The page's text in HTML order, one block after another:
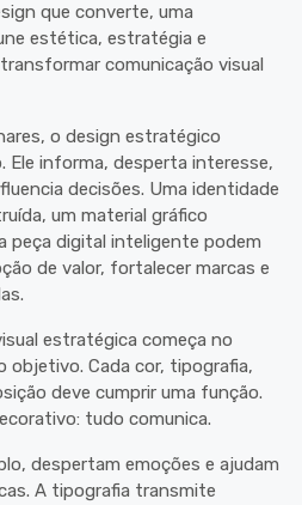
que converte, uma
estética, estratégia e
comunicação visual
o design estratégico
Ele informa, desperta interesse,
decisões. Uma identidade
um material gráfico
peça digital inteligente podem
de valor, fortalecer marcas e
estratégica começa no
objetivo. Cada cor, tipografia,
deve cumprir uma função.
tudo comunica.
despertam emoções e ajudam
A tipografia transmite